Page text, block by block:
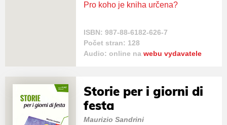
Pro koho je kniha určena?
ISBN: 987-88-6182-626-7
Počet stran: 128
Audio: online na webu vydavatele
Storie per i giorni di
festa
Maurizio Sandrini